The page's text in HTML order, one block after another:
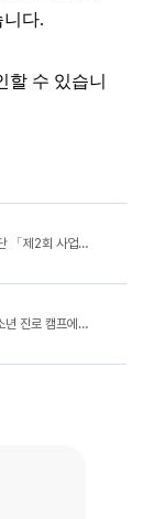
다.
할 수 있습니
[8월 소식] 2025년 금융산업공익재단 「제2회 사업공모전」 개최
[7월 소식] 제주은행 봉사단, 제주 청소년 진로 캠프에 3천만원 후원(헤드라인제주, 25.07.17.)